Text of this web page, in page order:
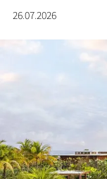
26.07.2026